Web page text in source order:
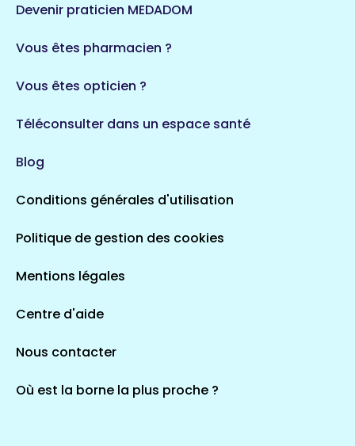
Devenir praticien MEDADOM
Vous êtes pharmacien ?
Vous êtes opticien ?
Téléconsulter dans un espace santé
Blog
Conditions générales d'utilisation
Politique de gestion des cookies
Mentions légales
Centre d'aide
Nous contacter
Où est la borne la plus proche ?